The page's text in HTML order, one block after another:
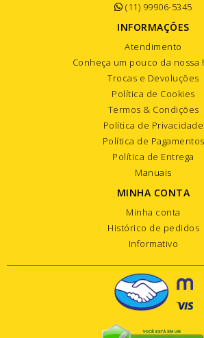
(11) 99906-5345
INFORMAÇÕES
Atendimento
Conheça um pouco da nossa
Trocas e Devoluções
Política de Cookies
Termos & Condições
Política de Privacidade
Política de Pagamentos
Política de Entrega
Manuais
MINHA CONTA
Minha conta
Histórico de pedidos
Informativo